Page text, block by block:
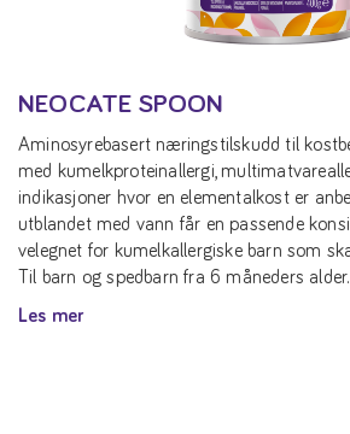
NEOCATE SPOON
Aminosyrebasert næringstilskudd til
med kumelkproteinallergi,
indikasjoner hvor en elementalkost er
utblandet med vann får en passende
velegnet for kumelkallergiske barn som
Til barn og spedbarn fra 6 måneders alder.
Les mer